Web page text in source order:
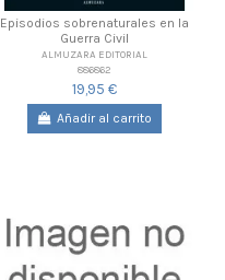
Episodios sobrenaturales en la
Guerra Civil
ALMUZARA EDITORIAL
886862
19,95 €
Añadir al carrito